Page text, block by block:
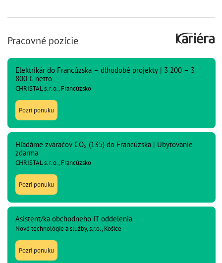
Pracovné pozície
Elektrikár do Francúzska – dlhodobé projekty | 3 200 – 3
800 € netto
CHRISTAL s. r. o., Francúzsko
Pozri ponuku
Hľadáme zváračov CO₂ (135) do Francúzska | Ubytovanie
zdarma
CHRISTAL s. r. o., Francúzsko
Pozri ponuku
Asistent/ka obchodneho IT oddelenia
Nové technológie a služby, s.r.o., Košice
Pozri ponuku